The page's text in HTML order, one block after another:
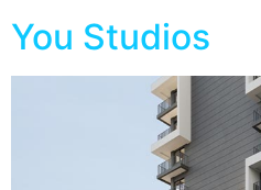
You Studios